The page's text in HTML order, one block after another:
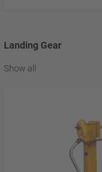
Landing Gear
Show all